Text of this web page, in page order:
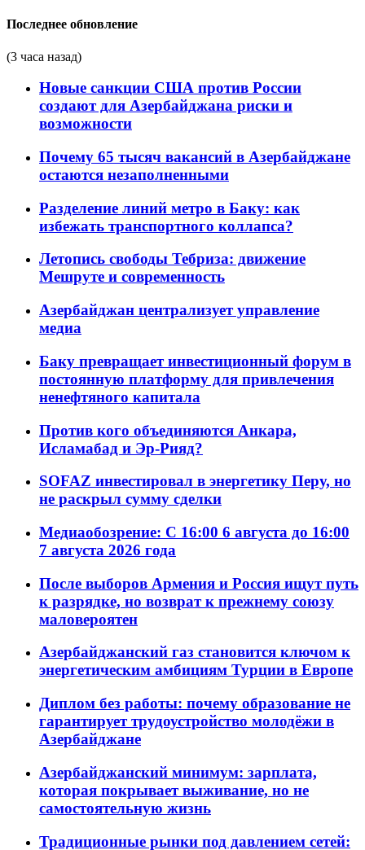
Последнее обновление
(3 часа назад)
Новые санкции США против России
создают для Азербайджана риски и
возможности
Почему 65 тысяч вакансий в Азербайджане
остаются незаполненными
Разделение линий метро в Баку: как
избежать транспортного коллапса?
Летопись свободы Тебриза: движение
Мешруте и современность
Азербайджан централизует управление
медиа
Баку превращает инвестиционный форум в
постоянную платформу для привлечения
ненефтяного капитала
Против кого объединяются Анкара,
Исламабад и Эр-Рияд?
SOFAZ инвестировал в энергетику Перу, но
не раскрыл сумму сделки
Медиаобозрение: С 16:00 6 августа до 16:00
7 августа 2026 года
После выборов Армения и Россия ищут путь
к разрядке, но возврат к прежнему союзу
маловероятен
Азербайджанский газ становится ключом к
энергетическим амбициям Турции в Европе
Диплом без работы: почему образование не
гарантирует трудоустройство молодёжи в
Азербайджане
Азербайджанский минимум: зарплата,
которая покрывает выживание, но не
самостоятельную жизнь
Традиционные рынки под давлением сетей: